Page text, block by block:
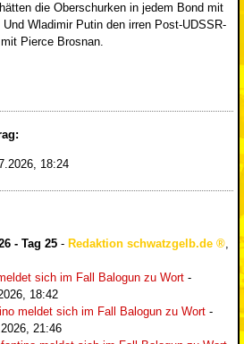
die Oberschurken in jedem Bond mit
Wladimir Putin den irren Post-UDSSR-
Pierce Brosnan.
18:24
- Tag 25 - Redaktion schwatzgelb.de
sich im Fall Balogun zu Wort -
18:42
meldet sich im Fall Balogun zu Wort -
21:46